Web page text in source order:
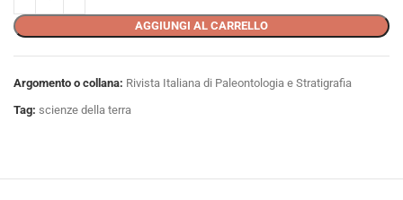
AGGIUNGI AL CARRELLO
Argomento o collana: Rivista Italiana di Paleontologia e Stratigrafia
Tag: scienze della terra